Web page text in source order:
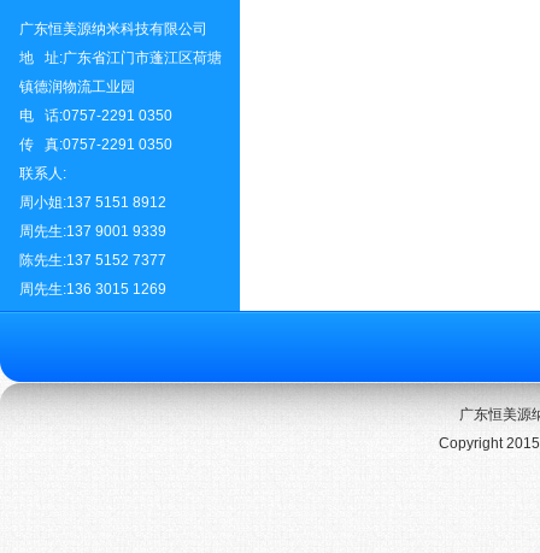
广东恒美源纳米科技有限公司
地 址:广东省江门市蓬江区荷塘
镇德润物流工业园
电 话:0757-2291 0350
传 真:0757-2291 0350
联系人:
周小姐:137 5151 8912
周先生:137 9001 9339
陈先生:137 5152 7377
周先生:136 3015 1269
广东恒美源
Copyright